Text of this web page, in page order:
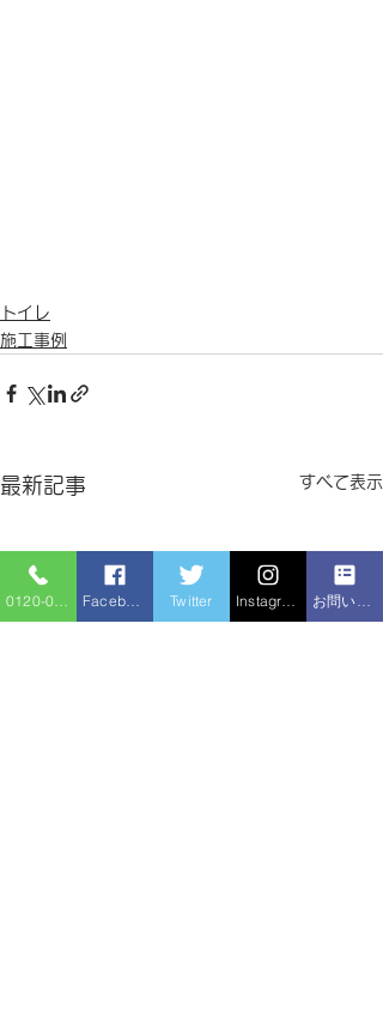
トイレ
施工事例
最新記事 すべて表示
Twitter